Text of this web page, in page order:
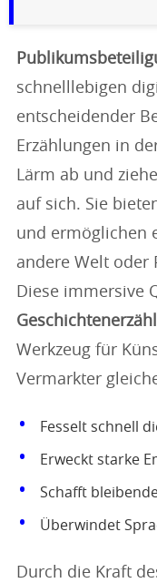
schnelllebigen
entscheidender
Erzählungen in
Lärm ab und
auf sich. Sie
und ermöglichen
andere Welt oder
Diese immersive
Werkzeug für
Vermarkter
Fesselt schnell
Erweckt starke
Schafft
Überwindet
Durch die Kraft